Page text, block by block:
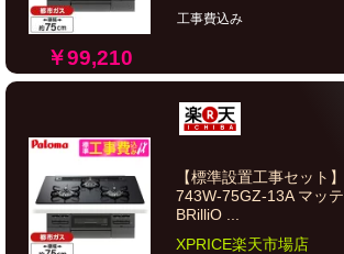
￥99,210
工事費込み
【標準設置工事セット
743W-75GZ-13A マッ
BRilliO ...
XPRICE楽天市場店